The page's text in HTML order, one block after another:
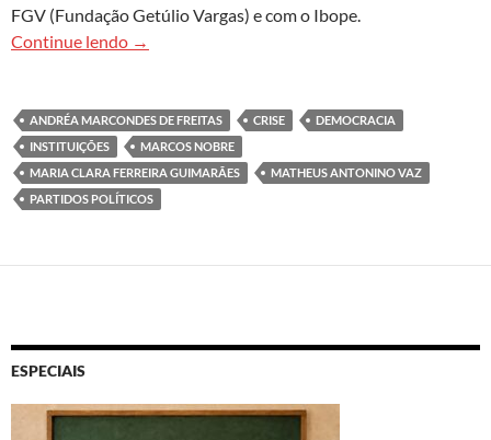
FGV (Fundação Getúlio Vargas) e com o Ibope.
Continue lendo
Falta de confiança na democracia enfraquece
→
ANDRÉA MARCONDES DE FREITAS CRISE
DEMOCRACIA
INSTITUIÇÕES
MARCOS NOBRE
MARIA CLARA FERREIRA GUIMARÃES
MATHEUS ANTONINO VAZ
PARTIDOS POLÍTICOS
ESPECIAIS